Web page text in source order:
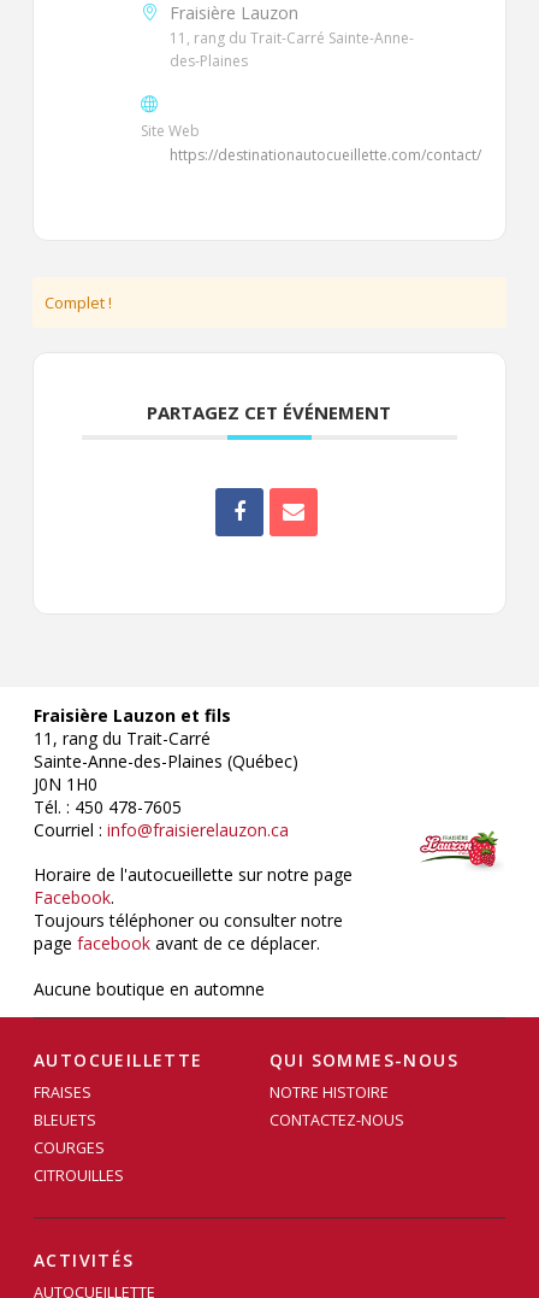
Fraisière Lauzon
11, rang du Trait-Carré Sainte-Anne-
des-Plaines
Site Web
https://destinationautocueillette.com/contact/
Complet !
PARTAGEZ CET ÉVÉNEMENT
Fraisière Lauzon et fils
11, rang du Trait-Carré
Sainte-Anne-des-Plaines (Québec)
J0N 1H0
Tél. : 450 478-7605
Courriel : info@fraisierelauzon.ca
Horaire de l'autocueillette sur notre page
Facebook.
Toujours téléphoner ou consulter notre
page facebook avant de ce déplacer.
Aucune boutique en automne
AUTOCUEILLETTE
FRAISES
BLEUETS
COURGES
CITROUILLES
QUI SOMMES-NOUS
NOTRE HISTOIRE
CONTACTEZ-NOUS
ACTIVITÉS
AUTOCUEILLETTE